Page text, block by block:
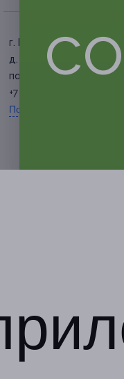
г. Белгород, Народный
д. 32
по предварительной
+7 (980) 370-20-20
Показать номер телефона